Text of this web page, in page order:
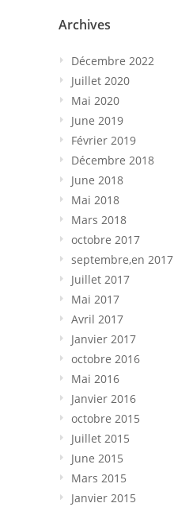
Archives
Décembre 2022
Juillet 2020
Mai 2020
June 2019
Février 2019
Décembre 2018
June 2018
Mai 2018
Mars 2018
octobre 2017
septembre,en 2017
Juillet 2017
Mai 2017
Avril 2017
Janvier 2017
octobre 2016
Mai 2016
Janvier 2016
octobre 2015
Juillet 2015
June 2015
Mars 2015
Janvier 2015